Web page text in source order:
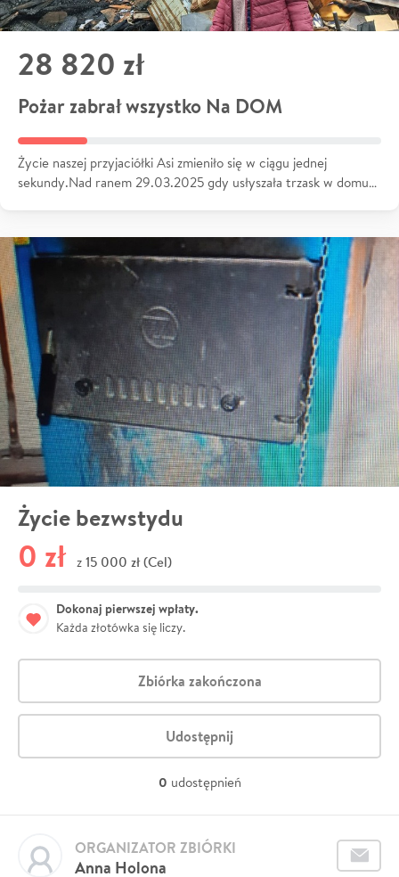
28 820 zł
Pożar zabrał wszystko Na DOM
Życie naszej przyjaciółki Asi zmieniło się w ciągu jednej
sekundy.Nad ranem 29.03.2025 gdy usłyszała trzask w domu…
Życie bezwstydu
0 zł z 15 000 zł (Cel)
Dokonaj pierwszej wpłaty.
Każda złotówka się liczy.
Zbiórka zakończona
Udostępnij
0 udostępnień
Anna Holona
ORGANIZATOR ZBIÓRKI